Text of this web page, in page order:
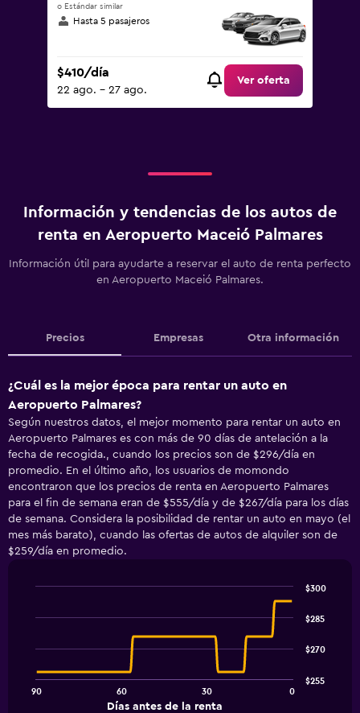
o Estándar similar
Hasta 5 pasajeros
$410/día
22 ago. - 27 ago.
Ver oferta
Información y tendencias de los autos de
renta en Aeropuerto Maceió Palmares
Información útil para ayudarte a reservar el auto de renta perfecto
en Aeropuerto Maceió Palmares.
Precios Empresas Otra información
¿Cuál es la mejor época para rentar un auto en
Aeropuerto Palmares?
Según nuestros datos, el mejor momento para rentar un auto en
Aeropuerto Palmares es con más de 90 días de antelación a la
fecha de recogida., cuando los precios son de $296/día en
promedio. En el último año, los usuarios de momondo
encontraron que los precios de renta en Aeropuerto Palmares
para el fin de semana eran de $555/día y de $267/día para los días
de semana. Considera la posibilidad de rentar un auto en mayo (el
mes más barato), cuando las ofertas de autos de alquiler son de
$259/día en promedio.
chart
The
Días antes de la renta
90 60 30 0
$255
$270
$285
$300